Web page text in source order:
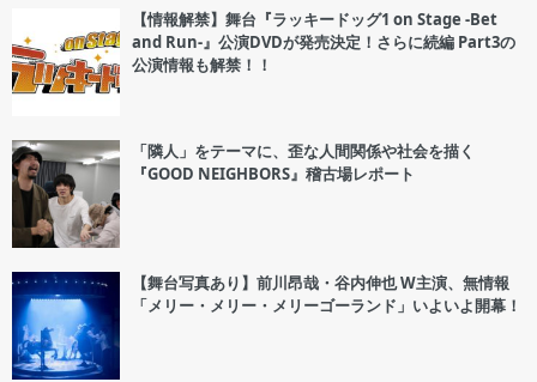
【情報解禁】舞台『ラッキードッグ1 on Stage -Bet
and Run-』公演DVDが発売決定！さらに続編 Part3の
公演情報も解禁！！
「隣人」をテーマに、歪な人間関係や社会を描く
『GOOD NEIGHBORS』稽古場レポート
【舞台写真あり】前川昂哉・谷内伸也 W主演、無情報
「メリー・メリー・メリーゴーランド」いよいよ開幕！